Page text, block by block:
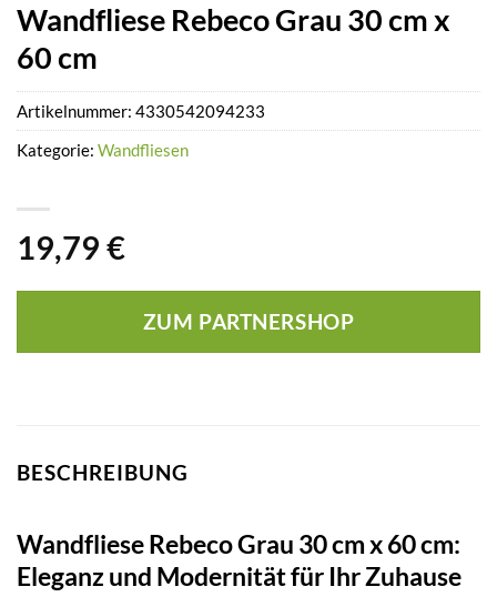
Wandfliese Rebeco Grau 30 cm x
60 cm
19,79 €
ZUM PARTNERSHOP
Artikelnummer: 4330542094233
Kategorie: Wandfliesen
BESCHREIBUNG
Wandfliese Rebeco Grau 30 cm x 60 cm:
Eleganz und Modernität für Ihr Zuhause